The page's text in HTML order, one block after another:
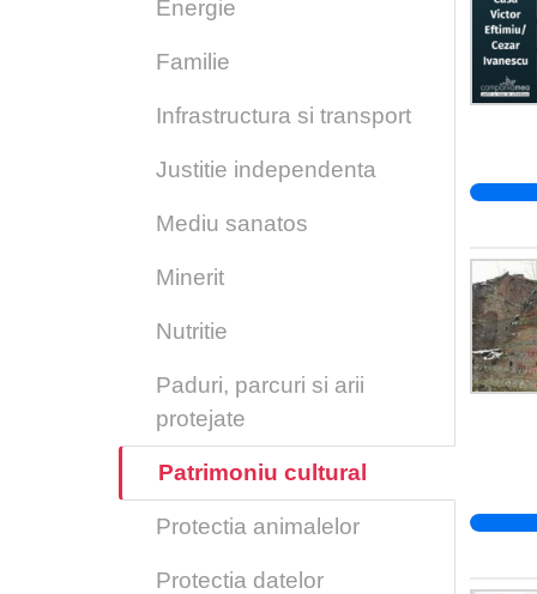
Energie
Familie
Infrastructura si transport
Justitie independenta
Mediu sanatos
Minerit
Nutritie
Paduri, parcuri si arii
protejate
Patrimoniu cultural
Protectia animalelor
Protectia datelor